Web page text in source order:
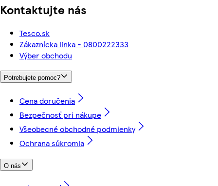
Kontaktujte nás
Tesco.sk
Zákaznícka linka - 0800222333
Výber obchodu
Potrebujete pomoc?
Cena doručenia
Bezpečnosť pri nákupe
Všeobecné obchodné podmienky
Ochrana súkromia
O nás